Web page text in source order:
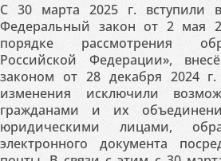
С 30 марта 2025 г. вступили
Федеральный закон от 2
порядке рассмотрения
Российской Федерации»,
законом от 28 декабря 2024
изменения исключили
гражданами и их
юридическими лицами,
электронного документа